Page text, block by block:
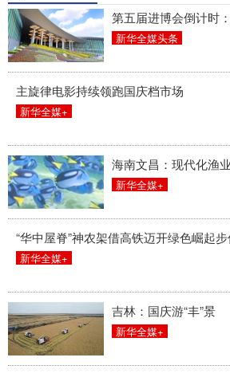
第五届进博会倒计时
新华全媒头条
主旋律电影持续领跑国庆档市场
新华全媒+
海南文昌：现代化渔
新华全媒+
“华中屋脊”神农架借高铁迈开绿色崛起
新华全媒+
吉林：国庆游“丰”景
新华全媒+